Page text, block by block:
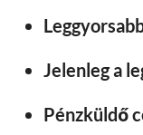
Jelenleg a
Pénzküldő